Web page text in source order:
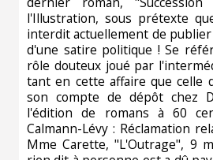
l'Illustration, sous prétexte
interdit actuellement de
d'une satire politique ! Se
rôle douteux joué par
tant en cette affaire que celle
son compte de dépôt chez
l'édition de romans à 60
Calmann-Lévy : Réclamation
Mme Carette, "L'Outrage", 9